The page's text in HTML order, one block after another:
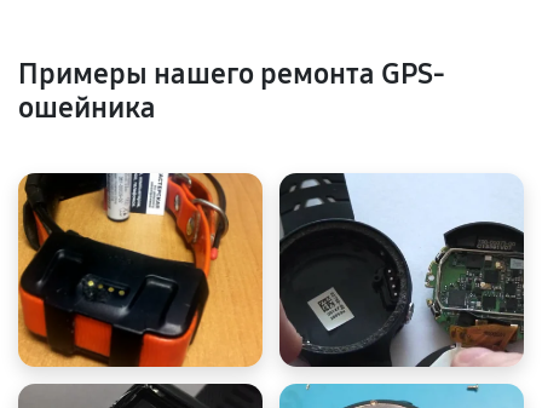
Примеры нашего ремонта GPS-
ошейника